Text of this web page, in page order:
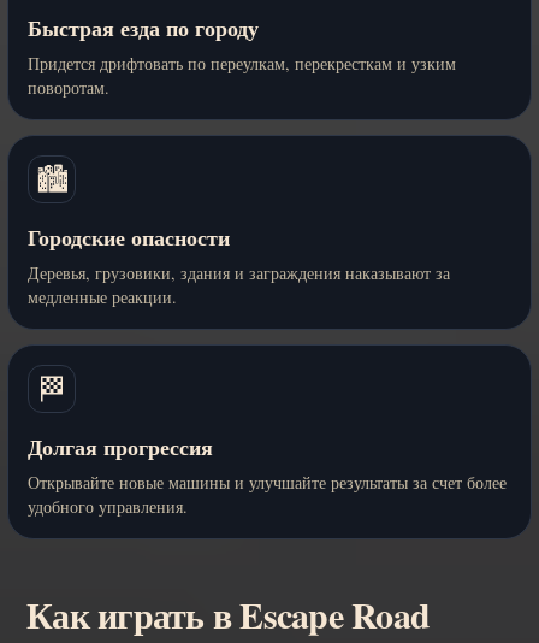
Быстрая езда по городу
Придется дрифтовать по переулкам, перекресткам и узким
поворотам.
🏙️
Городские опасности
Деревья, грузовики, здания и заграждения наказывают за
медленные реакции.
🏁
Долгая прогрессия
Открывайте новые машины и улучшайте результаты за счет более
удобного управления.
Как играть в Escape Road